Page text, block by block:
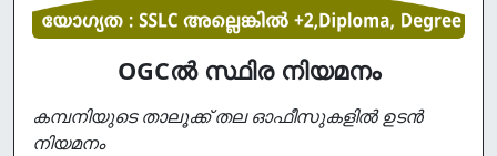
OGCൽ സ്ഥിര നിയമനം
കമ്പനിയുടെ താലൂക്ക് തല ഓഫീസുകളിൽ ഉടൻ
നിയമനം